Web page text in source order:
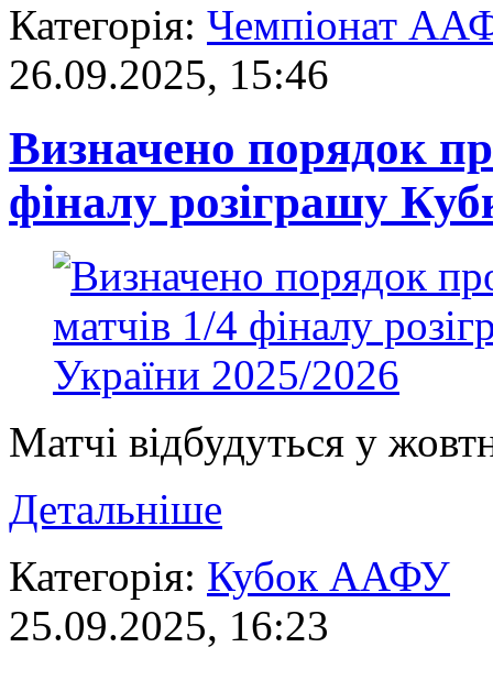
Категорія: Чемпіонат
26.09.2025, 15:46
Визначено порядок
фіналу розіграшу
Матчі відбудуться у
Детальніше
Категорія: Кубок ААФУ
25.09.2025, 16:23